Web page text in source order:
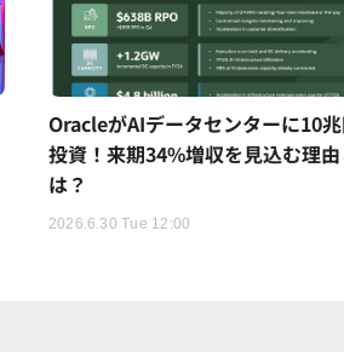
OracleがAIデータセンターに10
投資！来期34%増収を見込む理
は？
2026.6.30 Tue 12:00